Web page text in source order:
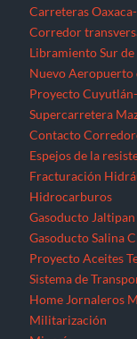
Carreteras
Corredor
Libramiento Sur
Nuevo Aeropuerto
Proyecto
Supercarretera
Contacto
Espejos de la
Fracturación
Hidrocarburos
Gasoducto
Gasoducto Salina
Proyecto Aceites
Sistema de
Home Jornaleros
Militarización